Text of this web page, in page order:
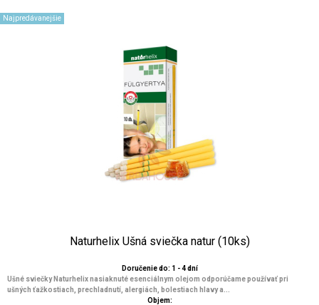
Najpredávanejšie
Naturhelix Ušná sviečka natur (10ks)
Doručenie do: 1 - 4 dní
Ušné sviečky Naturhelix nasiaknuté esenciálnym olejom odporúčame používať pri
ušných ťažkostiach, prechladnutí, alergiách, bolestiach hlavy a...
Objem: